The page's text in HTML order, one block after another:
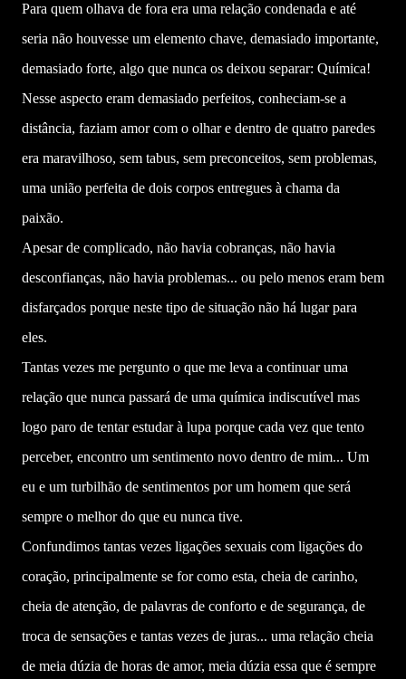
Para quem olhava de fora era uma relação condenada e até
seria não houvesse um elemento chave, demasiado importante,
demasiado forte, algo que nunca os deixou separar: Química!
Nesse aspecto eram demasiado perfeitos, conheciam-se a
distância, faziam amor com o olhar e dentro de quatro paredes
era maravilhoso, sem tabus, sem preconceitos, sem problemas,
uma união perfeita de dois corpos entregues à chama da
paixão.
Apesar de complicado, não havia cobranças, não havia
desconfianças, não havia problemas... ou pelo menos eram bem
disfarçados porque neste tipo de situação não há lugar para
eles.
Tantas vezes me pergunto o que me leva a continuar uma
relação que nunca passará de uma química indiscutível mas
logo paro de tentar estudar à lupa porque cada vez que tento
perceber, encontro um sentimento novo dentro de mim... Um
eu e um turbilhão de sentimentos por um homem que será
sempre o melhor do que eu nunca tive.
Confundimos tantas vezes ligações sexuais com ligações do
coração, principalmente se for como esta, cheia de carinho,
cheia de atenção, de palavras de conforto e de segurança, de
troca de sensações e tantas vezes de juras... uma relação cheia
de meia dúzia de horas de amor, meia dúzia essa que é sempre